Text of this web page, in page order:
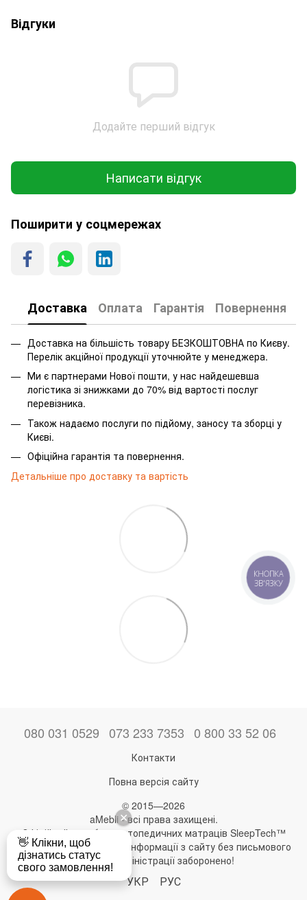
Відгуки
Додайте перший відгук
Написати відгук
Поширити у соцмережах
Доставка Оплата Гарантія Повернення
Доставка на більшість товару БЕЗКОШТОВНА по Києву.
Перелік акційної продукції уточнюйте у менеджера.
Ми є партнерами Нової пошти, у нас найдешевша
логістика зі знижками до 70% від вартості послуг
перевізника.
Також надаємо послуги по підйому, заносу та зборці у
Києві.
Офіційна гарантія та повернення.
Детальніше про доставку та вартість
080 031 0529 073 233 7353 0 800 33 52 06
Контакти
Повна версія сайту
© 2015—2026
aMebli - всі права захищені.
Офіційний виробник ортопедичних матраців SleepTech™
Будь-яке використання інформації з сайту без письмового
дозволу адміністрації заборонено!
УКР РУС
КНОПКА
ЗВ'ЯЗКУ